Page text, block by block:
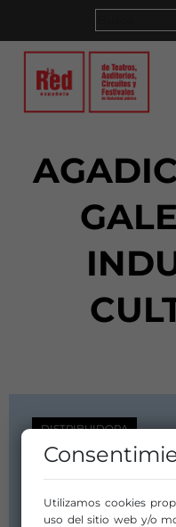
DISTRIBUIDORA
AGADIC
INDUSTRIAS
Utilizamos cookies
uso del sitio web y/o